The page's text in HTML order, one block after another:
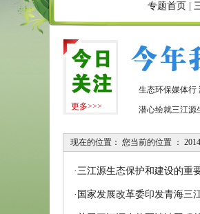
专题首页
更多>>>
生态环保媒体行
潜心绘就三江源
现在的位置： 您当前的位置 ：
·三江源生态保护和建设的重
· 国家发展改革委印发青海三